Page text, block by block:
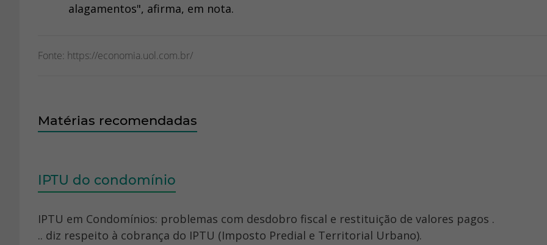
alagamentos", afirma, em nota.
Fonte: https://economia.uol.com.br/
Matérias recomendadas
IPTU do condomínio
IPTU em Condomínios: problemas com desdobro fiscal e restituição de valores pagos .
.. diz respeito à cobrança do IPTU (Imposto Predial e Territorial Urbano).